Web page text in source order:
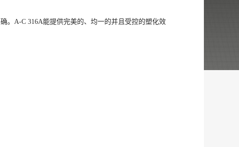
。A-C 316A能提供完美的、均一的并且受控的塑化效